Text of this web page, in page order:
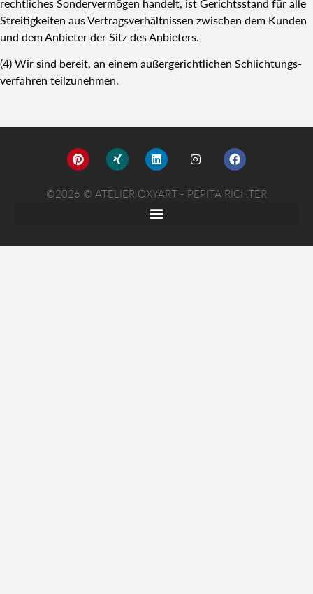
Strei­tig­kei­ten aus Ver­trags­ver­hält­nis­sen zwi­schen dem Kun­den
und dem Anbie­ter der Sitz des Anbie­ters.
(4) Wir sind bereit, an einem außer­ge­richt­li­chen Schlich­tungs­
ver­fah­ren teil­zu­neh­men.
©2026 © ATELIER OXYART - PEPITA RICHTER